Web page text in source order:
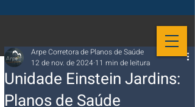
Unidade Einstein Jardins:
Planos de Saúde
Arpe Corretora de Planos de Saúde
12 de nov. de 2024 11 min de leitura